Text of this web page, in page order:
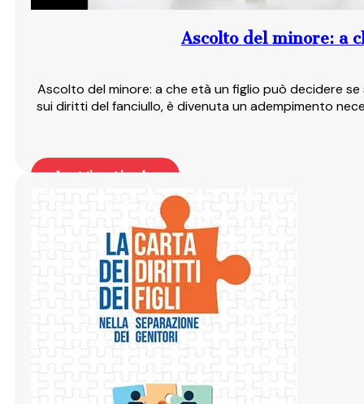
Ascolto del minore: a
Ascolto del minore: a che età un figlio può decidere se
sui diritti del fanciullo, è divenuta un adempimento
Leggi articolo